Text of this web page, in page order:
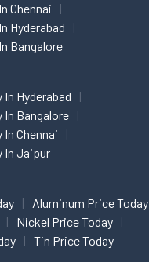
Chennai
Hyderabad
Bangalore
In Hyderabad
In Bangalore
In Chennai
In Jaipur
Aluminum Price Today
Nickel Price Today
Tin Price Today